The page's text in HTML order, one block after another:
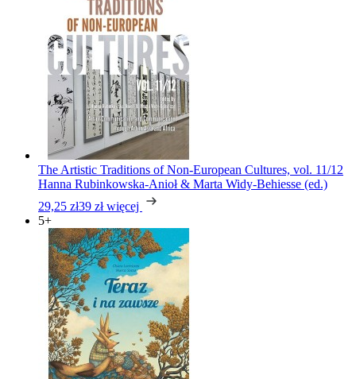
The Artistic Traditions of Non-European Cultures, vol. 11/12
Hanna Rubinkowska-Anioł & Marta Widy-Behiesse (ed.)
29,25 zł39 zł więcej
5+